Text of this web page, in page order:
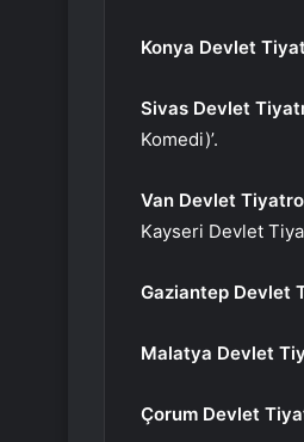
Konya Devlet
Sivas Devlet
Komedi)’.
Van Devlet
Kayseri Devlet
Gaziantep Devlet
Malatya Devlet
Çorum Devlet